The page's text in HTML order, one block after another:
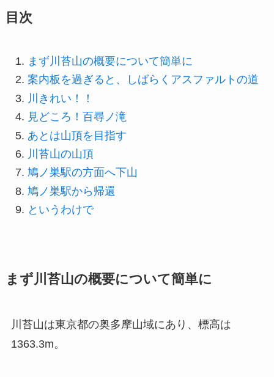
目次
まず川苔山の概要について簡単に
案内板を過ぎると、しばらくアスファルトの道
川きれい！！
見どころ！百尋ノ滝
あとは山頂を目指す
川苔山の山頂
鳩ノ巣駅の方面へ下山
鳩ノ巣駅から帰還
というわけで
まず川苔山の概要について簡単に
川苔山は東京都の奥多摩山域にあり、標高は
1363.3m。